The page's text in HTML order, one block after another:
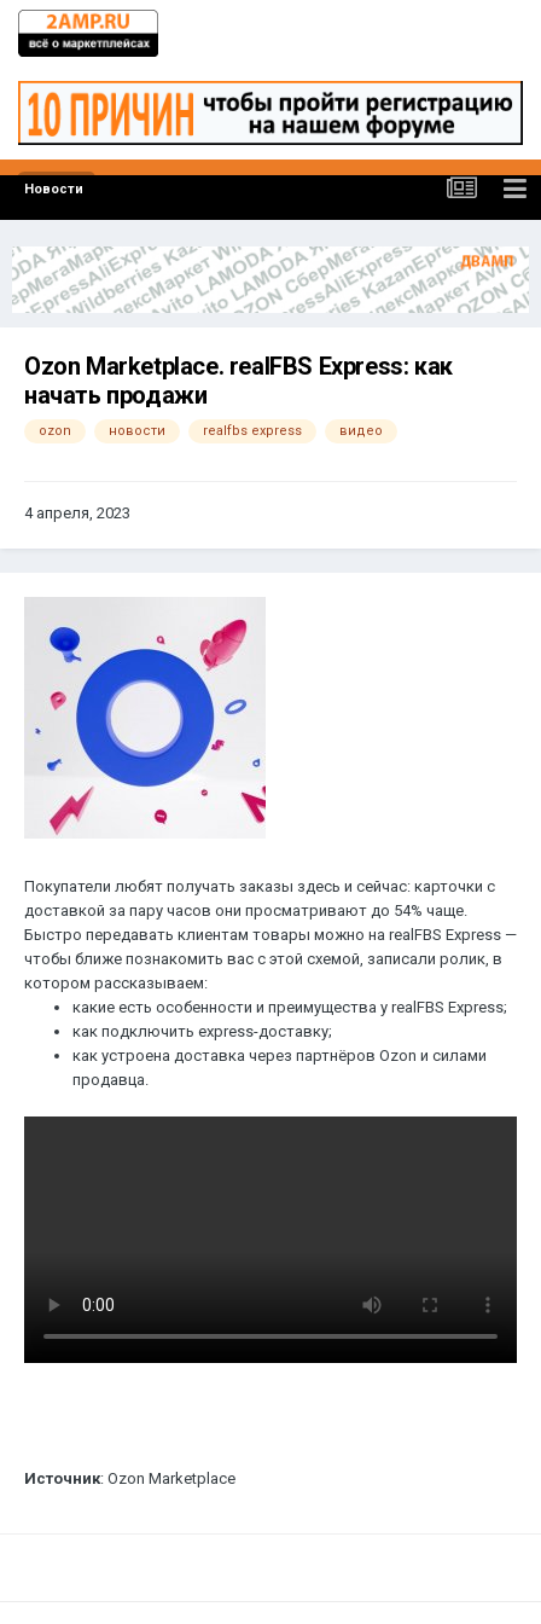
Новости
Ozon Marketplace. realFBS Express: как
начать продажи
ozon новости realfbs express видео
4 апреля, 2023
Покупатели любят получать заказы здесь и сейчас: карточки с
доставкой за пару часов они просматривают до 54% чаще.
Быстро передавать клиентам товары можно на realFBS Express —
чтобы ближе познакомить вас с этой схемой, записали ролик, в
котором рассказываем:
какие есть особенности и преимущества у realFBS Express;
как подключить express-доставку;
как устроена доставка через партнёров Ozon и силами
продавца.
Источник: Ozon Marketplace